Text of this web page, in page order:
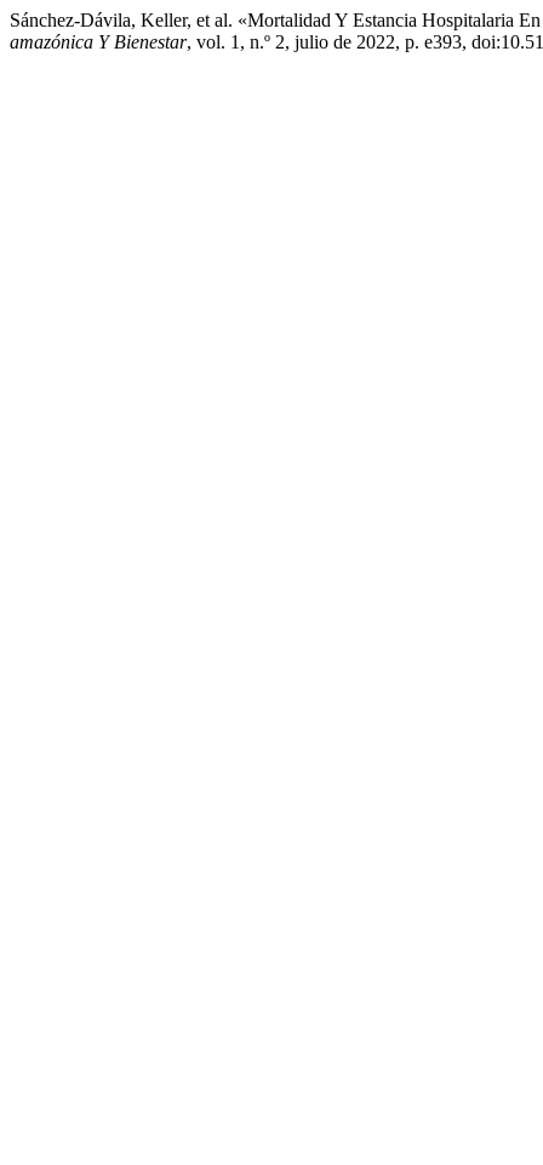
Sánchez-Dávila, Keller, et al. «Mortalidad Y Estancia Hospitalaria
amazónica Y Bienestar, vol. 1, n.º 2, julio de 2022, p. e393,